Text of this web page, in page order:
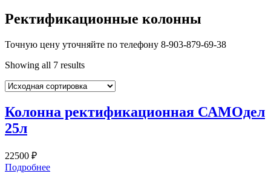
Ректификационные колонны
Точную цену уточняйте по телефону 8-903-879-69-38
Showing all 7 results
Колонна ректификационная САМОдел
25л
22500 ₽
Подробнее